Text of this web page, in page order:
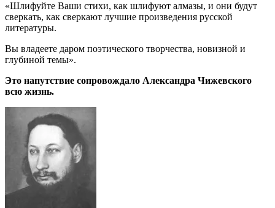
«Шлифуйте Ваши стихи, как шлифуют алмазы, и они будут
сверкать, как сверкают лучшие произведения русской
литературы.
Вы владеете даром поэтического творчества, новизной и
глубиной темы».
Это напутствие сопровождало Александра Чижевского
всю жизнь.